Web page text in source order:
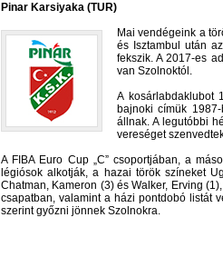
Pinar Karsiyaka (TUR)
Mai vendégeink a
és Isztambul után
fekszik. A 2017-es
van Szolnoktól.
A kosárlabdaklubot
bajnoki címük
állnak. A legutóbbi
vereséget
A FIBA Euro Cup „C” csoportjában, a
légiósok alkotják, a hazai török színeket
Chatman, Kameron (3) és Walker, Erving
csapatban, valamint a házi pontdobó listát
szerint győzni jönnek Szolnokra.